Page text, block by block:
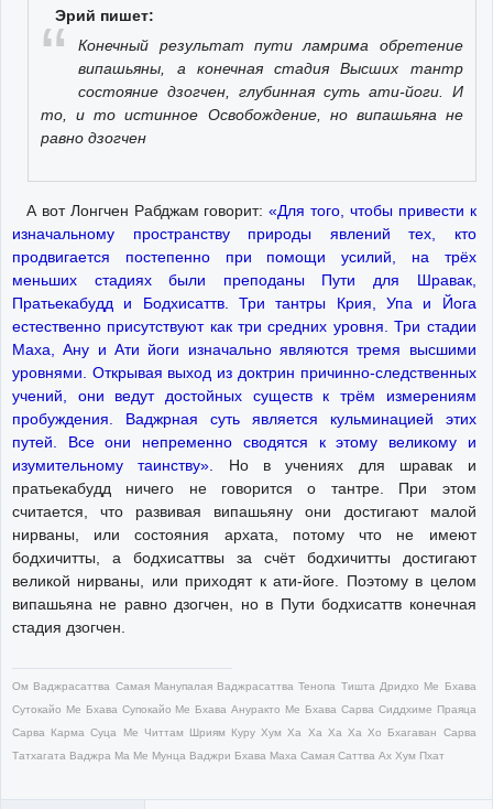
Эрий пишет:
Конечный результат пути ламрима обретение
випашьяны, а конечная стадия Высших тантр
состояние дзогчен, глубинная суть ати-йоги. И
то, и то истинное Освобождение, но випашьяна не
равно дзогчен
А вот Лонгчен Рабджам говорит:«Для того, чтобы привести к
изначальному пространству природы явлений тех, кто
продвигается постепенно при помощи усилий, на трёх
меньших стадиях были преподаны Пути для Шравак,
Пратьекабудд и Бодхисаттв. Три тантры Крия, Упа и Йога
естественно присутствуют как три средних уровня. Три стадии
Маха, Ану и Ати йоги изначально являются тремя высшими
уровнями. Открывая выход из доктрин причинно-следственных
учений, они ведут достойных существ к трём измерениям
пробуждения. Ваджрная суть является кульминацией этих
путей. Все они непременно сводятся к этому великому и
изумительному таинству».
Но в учениях для шравак и
пратьекабудд ничего не говорится о тантре. При этом
считается, что развивая випашьяну они достигают малой
нирваны, или состояния архата, потому что не имеют
бодхичитты, а бодхисаттвы за счёт бодхичитты достигают
великой нирваны, или приходят к ати-йоге. Поэтому в целом
випашьяна не равно дзогчен, но в Пути бодхисаттв конечная
стадия дзогчен.
Ом Ваджрасаттва Самая Манупалая Ваджрасаттва Тенопа Тишта Дридхо Ме Бхава
Сутокайо Ме Бхава Супокайо Ме Бхава Ануракто Ме Бхава Сарва Сиддхиме Праяца
Сарва Карма Суца Ме Читтам Шриям Куру Хум Ха Ха Ха Ха Хо Бхагаван Сарва
Татхагата Ваджра Ма Ме Мунца Ваджри Бхава Маха Самая Саттва Ах Хум Пхат